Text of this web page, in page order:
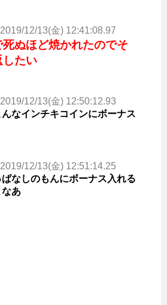
2019/12/13(金) 12:41:08.97
ぬほど焼かれたのでそ
したい
2019/12/13(金) 12:50:12.93
なインチキコインにボーナス
2019/12/13(金) 12:51:14.25
なしのもんにボーナス入れる
あ